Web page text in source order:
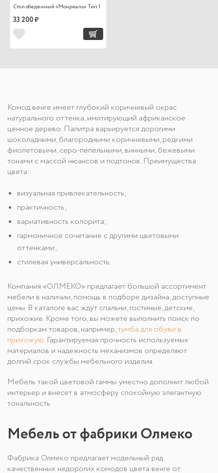
Стол обеденный «Монреаль» Тип 1
33 200 ₽
Комод венге имеет глубокий коричневый окрас
натурального оттенка, имитирующий африканское
ценное дерево. Палитра варьируется дорогими
шоколадными, благородными коричневыми, редкими
фиолетовыми, серо-пепельными, винными, бежевыми
тонами с массой нюансов и подтонов. Преимущества
цвета:
визуальная привлекательность;
практичность;
вариативность колорита;
гармоничное сочетание с другими цветовыми
оттенками;
стилевая универсальность.
Компания «ОЛМЕКО» предлагает большой ассортимент
мебели в наличии, помощь в подборе дизайна, доступные
цены. В каталоге вас ждут спальни, гостиные, детские,
прихожие. Кроме того, вы можете выполнить поиск по
подборкам товаров, например,тумба для обуви в
прихожую. Гарантируемая прочность используемых
материалов и надежность механизмов определяют
долгий срок службы мебельного изделия.
Мебель такой цветовой гаммы уместно дополнит любой
интерьер и внесет в атмосферу спокойную элегантную
тональность.
Мебель от фабрики Олмеко
Фабрика Олмеко предлагает модельный ряд
качественных недорогих комодов цвета венге от